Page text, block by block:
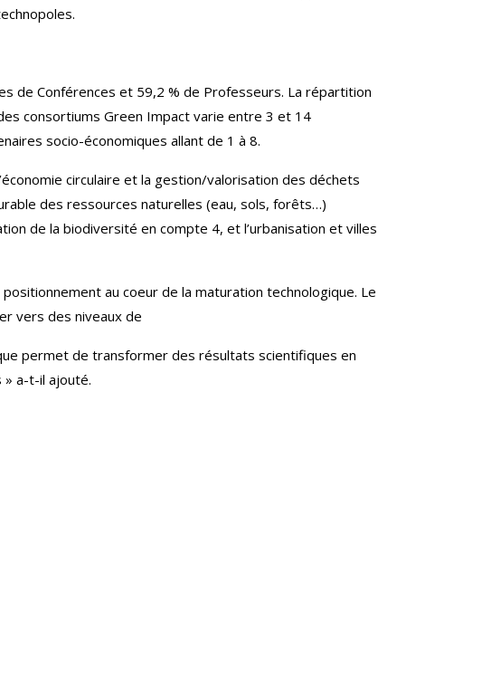
de Conférences et 59,2 % de Professeurs. La répartition
consortiums Green Impact varie entre 3 et 14
socio-économiques allant de 1 à 8.
circulaire et la gestion/valorisation des déchets
des ressources naturelles (eau, sols, forêts…)
de la biodiversité en compte 4, et l’urbanisation et villes
au coeur de la maturation technologique. Le
vers des niveaux de
permet de transformer des résultats scientifiques en
a-t-il ajouté.